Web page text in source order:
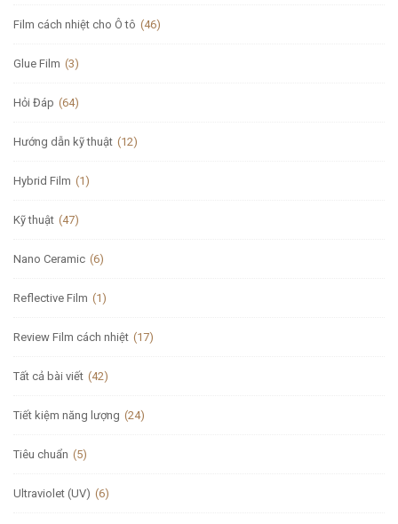
Film cách nhiệt cho Ô tô (46)
Glue Film (3)
Hỏi Đáp (64)
Hướng dẫn kỹ thuật (12)
Hybrid Film (1)
Kỹ thuật (47)
Nano Ceramic (6)
Reflective Film (1)
Review Film cách nhiệt (17)
Tất cả bài viết (42)
Tiết kiệm năng lượng (24)
Tiêu chuẩn (5)
Ultraviolet (UV) (6)